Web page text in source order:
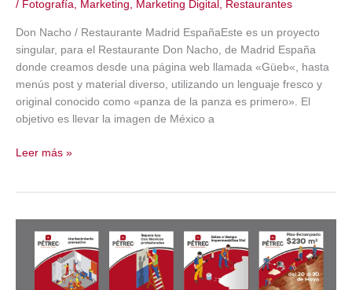
/ Fotografía, Marketing, Marketing Digital , Restaurantes
Don Nacho / Restaurante Madrid EspañaEste es un proyecto
singular, para el Restaurante Don Nacho, de Madrid España
donde creamos desde una página web llamada «Güeb«, hasta
menús post y material diverso, utilizando un lenguaje fresco y
original conocido como «panza de la panza es primero». El
objetivo es llevar la imagen de México a
Don
España
Leer más »